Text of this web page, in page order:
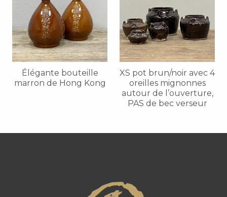
Élégante bouteille
marron de Hong Kong
XS pot brun/noir avec 4
oreilles mignonnes
autour de l’ouverture,
PAS de bec verseur